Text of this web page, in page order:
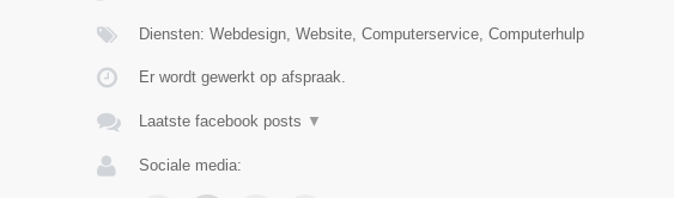
Diensten: Webdesign, Website, Computerservice, Computerhulp
Er wordt gewerkt op afspraak.
Laatste facebook posts ▼
Sociale media: